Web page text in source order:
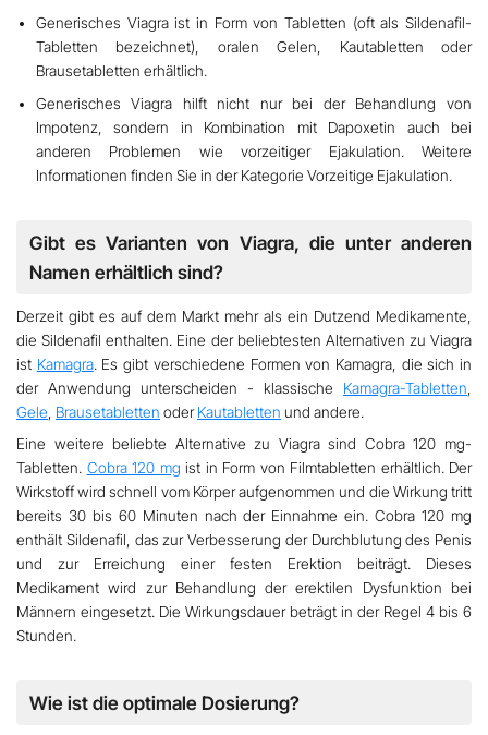
Generisches Viagra ist in Form von Tabletten (oft als Sildenafil-
Tabletten bezeichnet), oralen Gelen, Kautabletten oder
Brausetabletten erhältlich.
Generisches Viagra hilft nicht nur bei der Behandlung von
Impotenz, sondern in Kombination mit Dapoxetin auch bei
anderen Problemen wie vorzeitiger Ejakulation. Weitere
Informationen finden Sie in der Kategorie Vorzeitige Ejakulation.
Gibt es Varianten von Viagra, die unter anderen
Namen erhältlich sind?
Derzeit gibt es auf dem Markt mehr als ein Dutzend Medikamente,
die Sildenafil enthalten. Eine der beliebtesten Alternativen zu Viagra
ist Kamagra. Es gibt verschiedene Formen von Kamagra, die sich in
der Anwendung unterscheiden - klassische Kamagra-Tabletten
Gele Brausetabletten oderKautabletten und andere.
Eine weitere beliebte Alternative zu Viagra sind Cobra 120 mg-
Tabletten. Cobra 120 mg ist in Form von Filmtabletten erhältlich. Der
Wirkstoff wird schnell vom Körper aufgenommen und die Wirkung tritt
bereits 30 bis 60 Minuten nach der Einnahme ein. Cobra 120 mg
enthält Sildenafil, das zur Verbesserung der Durchblutung des Penis
und zur Erreichung einer festen Erektion beiträgt. Dieses
Medikament wird zur Behandlung der erektilen Dysfunktion bei
Männern eingesetzt. Die Wirkungsdauer beträgt in der Regel 4 bis 6
Stunden.
Wie ist die optimale Dosierung?